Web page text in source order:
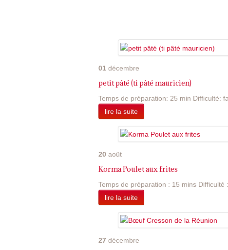
01 décembre
petit pâté (ti pâté mauricien)
Temps de préparation: 25 min Difficulté:
lire la suite
20 août
Korma Poulet aux frites
Temps de préparation : 15 mins Difficulté
lire la suite
27 décembre